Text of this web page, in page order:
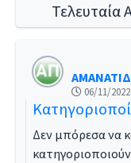
Εκκλησία - Θρησκεία
Ένστολοι
Εργασιακά -
Μηχανικοί -
Ναυτιλία - Αλιεία -
Παιδεία - Εκπαίδευση
Περιβάλλον
Τελευταία
06/11/
Δεν μπόρεσα να